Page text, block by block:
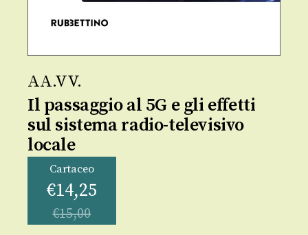
AA.VV.
Il passaggio al 5G e gli effetti
sul sistema radio-televisivo
locale
Cartaceo
€14,25
€15,00